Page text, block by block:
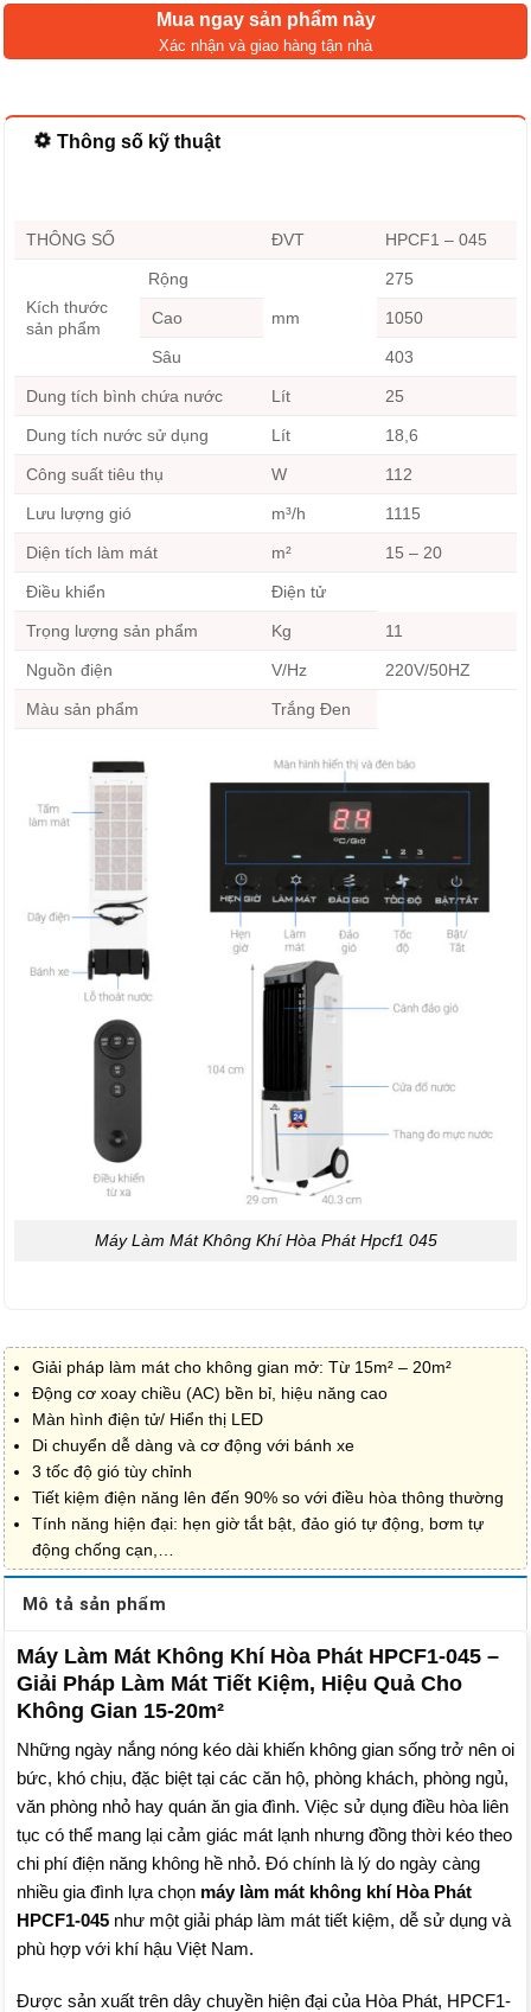
Mua ngay sản phẩm này
Xác nhận và giao hàng tận nhà
Thông số kỹ thuật
THÔNG SỐ ĐVT HPCF1 – 045
Kích thước
sản phẩm
Rộng
mm
275
Cao 1050
Sâu 403
Dung tích bình chứa nước Lít 25
Dung tích nước sử dụng Lít 18,6
Công suất tiêu thụ W 112
Lưu lượng gió m³/h 1115
Diện tích làm mát m² 15 – 20
Điều khiển Điện tử
Trọng lượng sản phẩm Kg 11
Nguồn điện V/Hz 220V/50HZ
Màu sản phẩm Trắng Đen
Máy Làm Mát Không Khí Hòa Phát Hpcf1 045
Giải pháp làm mát cho không gian mở: Từ 15m² – 20m²
Động cơ xoay chiều (AC) bền bỉ, hiệu năng cao
Màn hình điện tử/ Hiển thị LED
Di chuyển dễ dàng và cơ động với bánh xe
3 tốc độ gió tùy chỉnh
Tiết kiệm điện năng lên đến 90% so với điều hòa thông thường
Tính năng hiện đại: hẹn giờ tắt bật, đảo gió tự động, bơm tự
động chống cạn,…
Mô tả sản phẩm
Máy Làm Mát Không Khí Hòa Phát HPCF1-045 –
Giải Pháp Làm Mát Tiết Kiệm, Hiệu Quả Cho
Không Gian 15-20m²
Những ngày nắng nóng kéo dài khiến không gian sống trở nên oi
bức, khó chịu, đặc biệt tại các căn hộ, phòng khách, phòng ngủ,
văn phòng nhỏ hay quán ăn gia đình. Việc sử dụng điều hòa liên
tục có thể mang lại cảm giác mát lạnh nhưng đồng thời kéo theo
chi phí điện năng không hề nhỏ. Đó chính là lý do ngày càng
nhiều gia đình lựa chọn máy làm mát không khí Hòa Phát
HPCF1-045như một giải pháp làm mát tiết kiệm, dễ sử dụng và
phù hợp với khí hậu Việt Nam.
Được sản xuất trên dây chuyền hiện đại của Hòa Phát, HPCF1-